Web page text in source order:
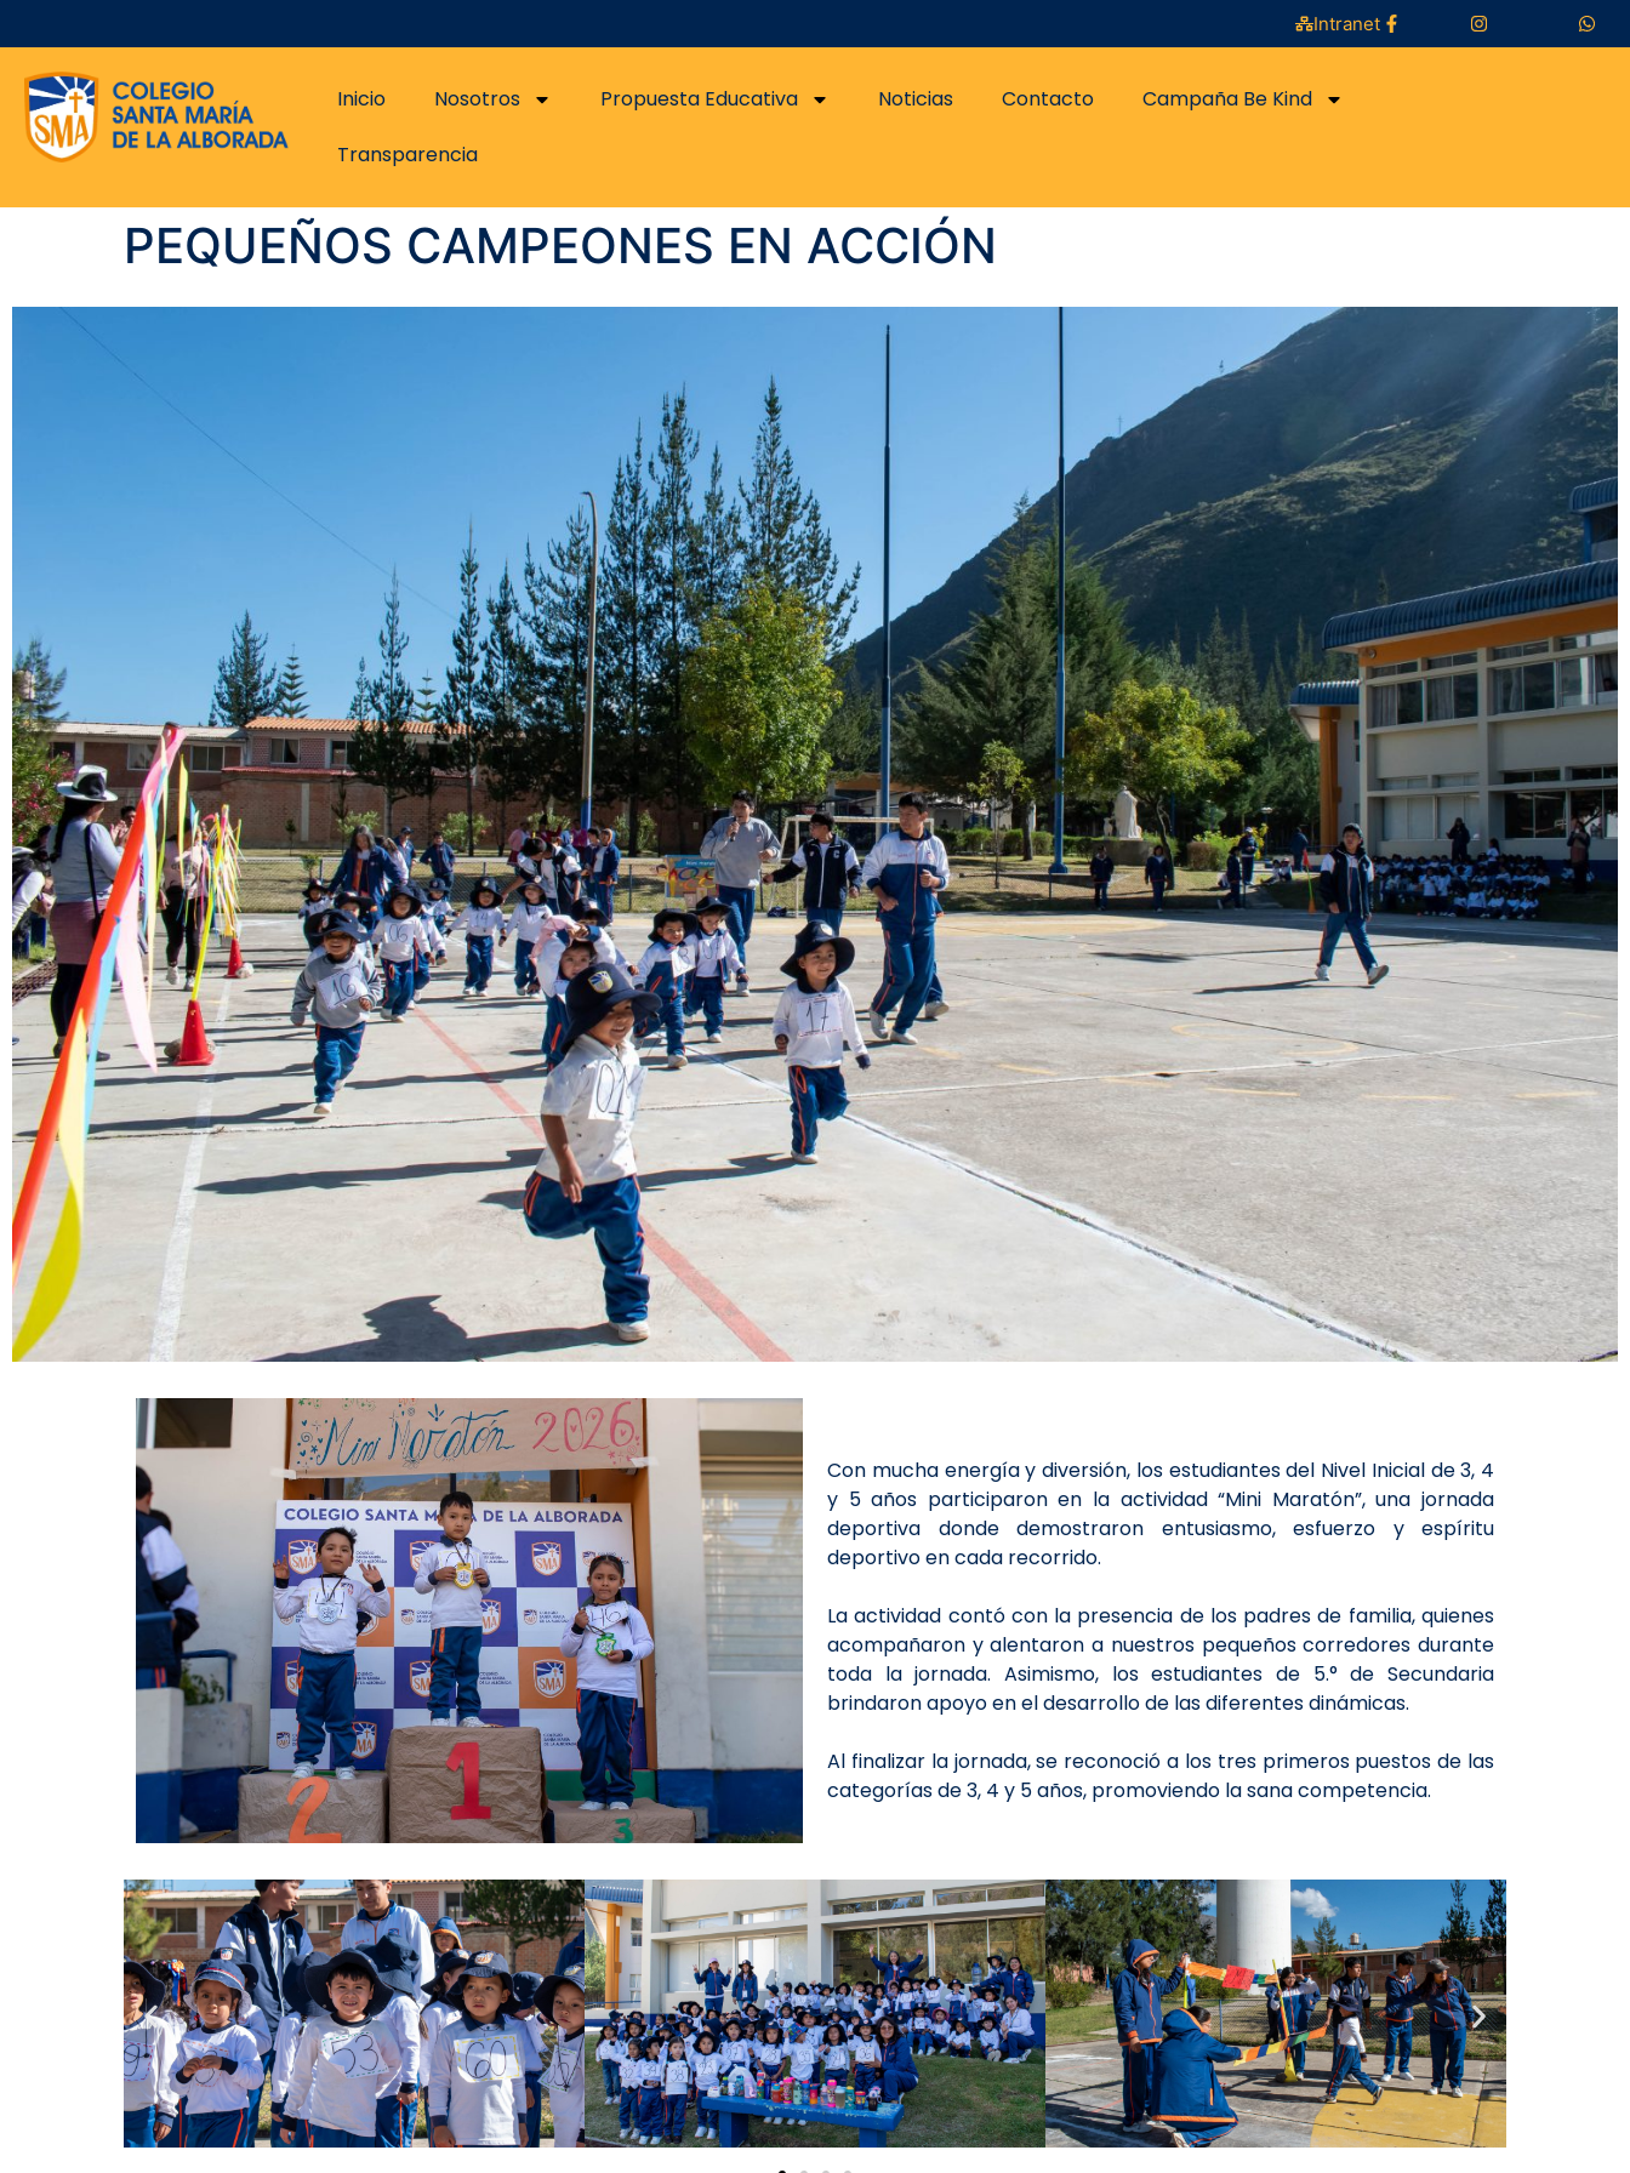
Intranet
Inicio Nosotros Propuesta Educativa Noticias Contacto
Campaña Be Kind
Transparencia
PEQUEÑOS CAMPEONES EN ACCIÓN
Con mucha energía y diversión, los estudiantes del Nivel Inicial de 3, 4
y 5 años participaron en la actividad “Mini Maratón”, una jornada
deportiva donde demostraron entusiasmo, esfuerzo y espíritu
deportivo en cada recorrido.
La actividad contó con la presencia de los padres de familia, quienes
acompañaron y alentaron a nuestros pequeños corredores durante
toda la jornada. Asimismo, los estudiantes de 5.° de Secundaria
brindaron apoyo en el desarrollo de las diferentes dinámicas.
Al finalizar la jornada, se reconoció a los tres primeros puestos de las
categorías de 3, 4 y 5 años, promoviendo la sana competencia.